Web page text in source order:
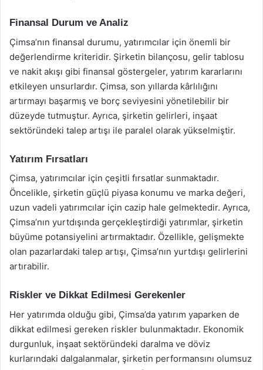
Finansal Durum ve Analiz
Çimsa’nın finansal durumu, yatırımcılar için önemli bir
değerlendirme kriteridir. Şirketin bilançosu, gelir tablosu
ve nakit akışı gibi finansal göstergeler, yatırım kararlarını
etkileyen unsurlardır. Çimsa, son yıllarda kârlılığını
artırmayı başarmış ve borç seviyesini yönetilebilir bir
düzeyde tutmuştur. Ayrıca, şirketin gelirleri, inşaat
sektöründeki talep artışı ile paralel olarak yükselmiştir.
Yatırım Fırsatları
Çimsa, yatırımcılar için çeşitli fırsatlar sunmaktadır.
Öncelikle, şirketin güçlü piyasa konumu ve marka değeri,
uzun vadeli yatırımcılar için cazip hale gelmektedir. Ayrıca,
Çimsa’nın yurtdışında gerçekleştirdiği yatırımlar, şirketin
büyüme potansiyelini artırmaktadır. Özellikle, gelişmekte
olan pazarlardaki talep artışı, Çimsa’nın yurtdışı gelirlerini
artırabilir.
Riskler ve Dikkat Edilmesi Gerekenler
Her yatırımda olduğu gibi, Çimsa’da yatırım yaparken de
dikkat edilmesi gereken riskler bulunmaktadır. Ekonomik
durgunluk, inşaat sektöründeki daralma ve döviz
kurlarındaki dalgalanmalar, şirketin performansını olumsuz